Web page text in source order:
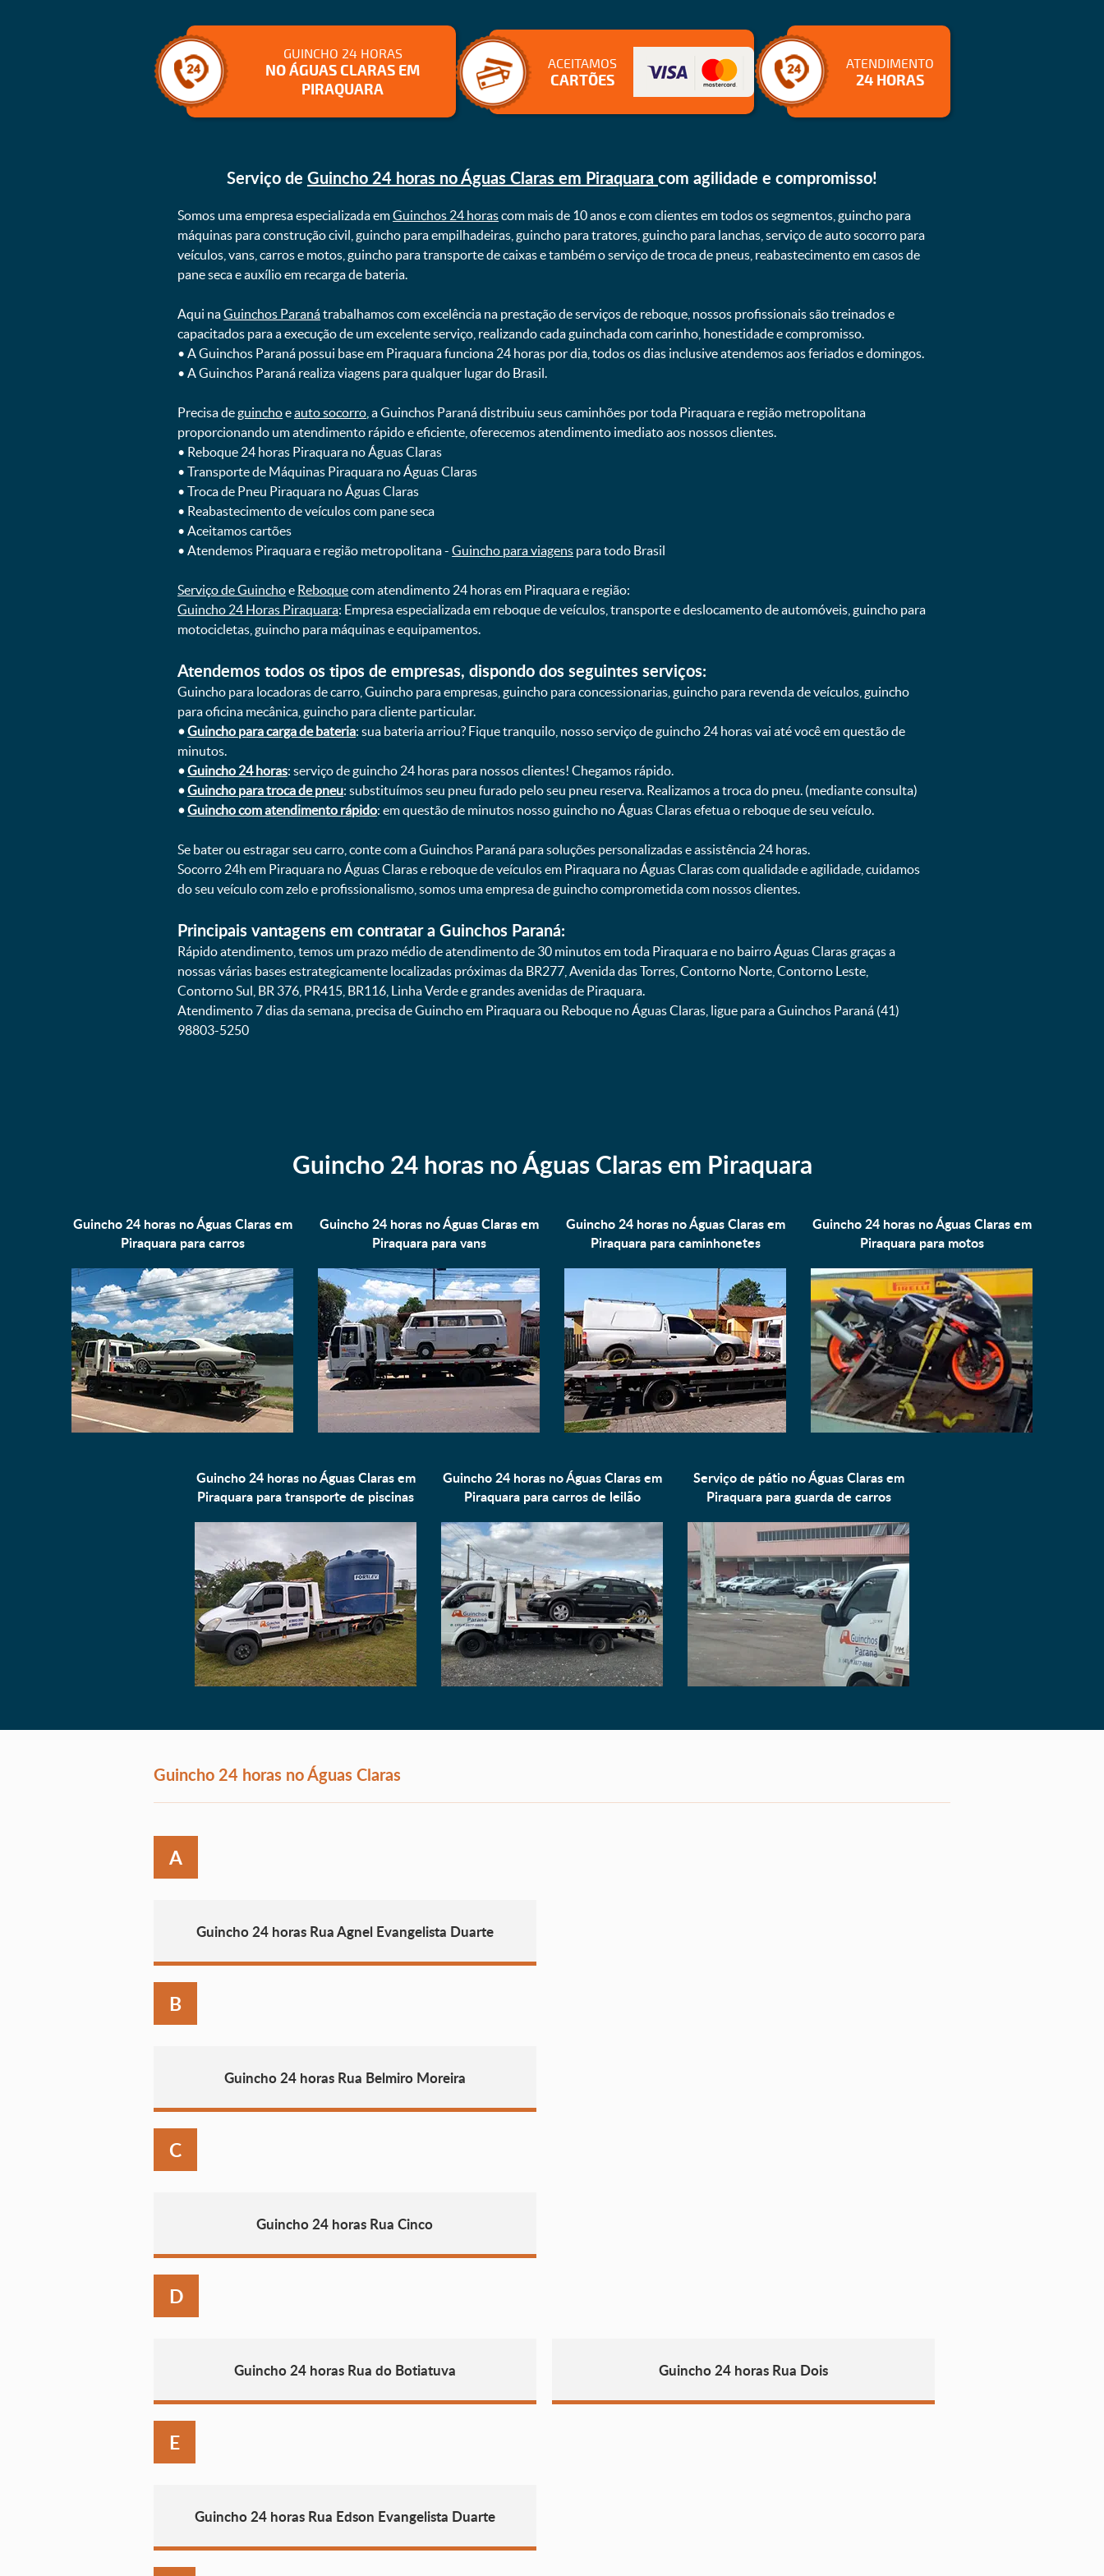
GUINCHO 24 HORAS
NO ÁGUAS CLARAS EM
PIRAQUARA
ACEITAMOS
CARTÕES
ATENDIMENTO
24 HORAS
Serviço de Guincho 24 horas no Águas Claras em Piraquara com agilidade e compromisso!
Somos uma empresa especializada emGuinchos 24 horascom mais de 10 anos e com clientes em todos os segmentos, guincho para
máquinas para construção civil, guincho para empilhadeiras, guincho para tratores, guincho para lanchas, serviço de auto socorro para
veículos, vans, carros e motos, guincho para transporte de caixas e também o serviço de troca de pneus, reabastecimento em casos de
pane seca e auxílio em recarga de bateria. ㅤㅤ
Aqui naGuinchos Paranátrabalhamos com excelência na prestação de serviços de reboque, nossos profissionais são treinados e
capacitados para a execução de um excelente serviço, realizando cada guinchada com carinho, honestidade e compromisso.
ㅤㅤ• A Guinchos Paraná possui base em Piraquara funciona 24 horas por dia, todos os dias inclusive atendemos aos feriados e domingos.
ㅤㅤ• A Guinchos Paraná realiza viagens para qualquer lugar do Brasil.
Precisa deguinchoeauto socorro , a Guinchos Paraná distribuiu seus caminhões por toda Piraquara e região metropolitana
proporcionando um atendimento rápido e eficiente, oferecemos atendimento imediato aos nossos clientes.
ㅤㅤ• Reboque 24 horas Piraquara no Águas Claras
ㅤㅤ• Transporte de Máquinas Piraquara no Águas Claras
ㅤㅤ• Troca de Pneu Piraquara no Águas Claras
ㅤㅤ• Reabastecimento de veículos com pane seca
ㅤㅤ• Aceitamos cartões
ㅤㅤ• Atendemos Piraquara e região metropolitana -Guincho para viagens para todo Brasil
Serviço de Guinchoe Reboquecom atendimento 24 horas em Piraquara e região:
Guincho 24 Horas Piraquara: Empresa especializada em reboque de veículos, transporte e deslocamento de automóveis, guincho para
motocicletas, guincho para máquinas e equipamentos.
Atendemos todos os tipos de empresas, dispondo dos seguintes serviços:
Guincho para locadoras de carro, Guincho para empresas, guincho para concessionarias, guincho para revenda de veículos, guincho
para oficina mecânica, guincho para cliente particular.
•Guincho para carga de bateria: sua bateria arriou? Fique tranquilo, nosso serviço de guincho 24 horas vai até você em questão de
minutos.
•Guincho 24 horas: serviço de guincho 24 horas para nossos clientes! Chegamos rápido.
•Guincho para troca de pneu: substituímos seu pneu furado pelo seu pneu reserva. Realizamos a troca do pneu. (mediante consulta)
•Guincho com atendimento rápido: em questão de minutos nosso guincho no Águas Claras efetua o reboque de seu veículo.
Se bater ou estragar seu carro, conte com a Guinchos Paraná para soluções personalizadas e assistência 24 horas.
Socorro 24h em Piraquara no Águas Claras e reboque de veículos em Piraquara no Águas Claras com qualidade e agilidade, cuidamos
do seu veículo com zelo e profissionalismo, somos uma empresa de guincho comprometida com nossos clientes.
Principais vantagens em contratar a Guinchos Paraná:
Rápido atendimento, temos um prazo médio de atendimento de 30 minutos em toda Piraquara e no bairro Águas Claras graças a
nossas várias bases estrategicamente localizadas próximas da BR277, Avenida das Torres, Contorno Norte, Contorno Leste,
Contorno Sul, BR 376, PR415, BR116, Linha Verde e grandes avenidas de Piraquara.
Atendimento 7 dias da semana, precisa de Guincho em Piraquara ou Reboque no Águas Claras, ligue para a Guinchos Paraná (41)
98803-5250
Guincho 24 horas no Águas Claras em Piraquara
Guincho 24 horas no Águas Claras em
Piraquara paracarros
Guincho 24 horas no Águas Claras em
Piraquara paravans
Guincho 24 horas no Águas Claras em
Piraquara paracaminhonetes
Guincho 24 horas no Águas Claras em
Piraquara para motos
Guincho 24 horas no Águas Claras em
Piraquara paratransporte de piscinas
Guincho 24 horas no Águas Claras em
Piraquara paracarros de leilão
Serviço de pátio no Águas Claras em
Piraquara paraguarda de carros
Guincho 24 horas no Águas Claras
A
Guincho 24 horas Rua Agnel Evangelista Duarte
B
Guincho 24 horas Rua Belmiro Moreira
C
Guincho 24 horas Rua Cinco
D
Guincho 24 horas Rua do Botiatuva Guincho 24 horas Rua Dois
E
Guincho 24 horas Rua Edson Evangelista Duarte